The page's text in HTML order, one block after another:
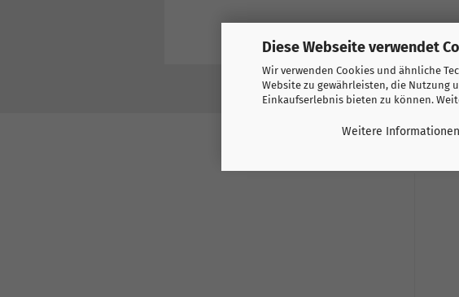
Diese Webseite verwendet
Wir verwenden Cookies und ähnliche
Website zu gewährleisten, die Nutzung
Einkaufserlebnis bieten zu können.
Weitere Informationen
KUNDEN, WELCHE DIESEN